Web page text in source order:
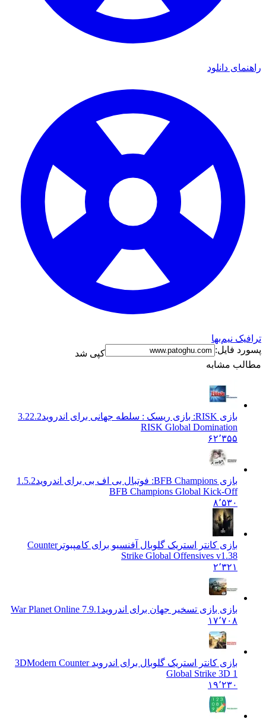
راهنمای دانلود
ترافیک نیم‌بها
پسورد فایل:
کپی شد
مطالب مشابه
بازی RISK: بازی ریسک : سلطه جهانی برای اندروید
3.22.2
RISK Global Domination
۶۲٬۳۵۵
بازی BFB Champions: فوتبال بی اف بی برای اندروید
1.5.2
BFB Champions Global Kick-Off
۸٬۵۳۰
بازی کانتر استریک گلوبال آفنسیو برای کامپبوترCounter
Strike Global Offensives v1.38
۲٬۳۲۱
بازی بازی تسخیر جهان برای اندروید War Planet Online 7.9.1
۱۷٬۷۰۸
بازی کانتر استریک گلوبال برای اندروید 3DModern Counter
Global Strike 3D 1
۱۹٬۲۳۰